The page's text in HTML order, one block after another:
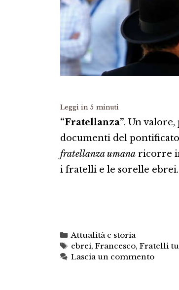
Leggi in 5 minuti
“Fratellanza”. Un
documenti del
fratellanza umana ricorre
i fratelli e le sorelle ebrei.
Categorie
Attualità e storia
Tag
ebrei,Francesco,Fratelli
Lascia un commento